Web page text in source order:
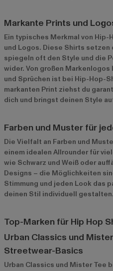
Markante Prints und
Ein typisches Merkmal von
und Logos. Diese Shirts
spiegeln oft den Style und die
wider. Von großen
und Sprüchen ist bei Hip-Hop-
markanten Print ziehst du
dich und bringst deinen Style
Farben und Muster für
Die Vielfalt an Farben und
einem idealen Allrounder für
wie Schwarz und Weiß oder
Designs – die Möglichkeiten
Stimmung und jeden Look das
deinen Stil individuell gestalten.
Top-Marken für Hip Hop
Urban Classics und
Streetwear-Basics
Urban Classics und Mister Tee